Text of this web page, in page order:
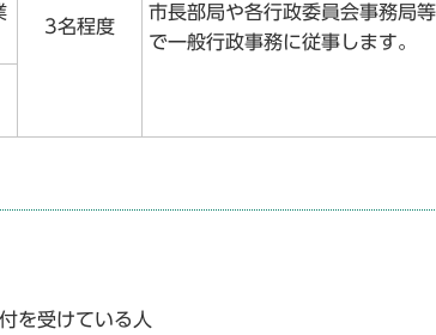
3名程度
市長部局や各行政委員会事務局等
で一般行政事務に従事します。
を受けている人